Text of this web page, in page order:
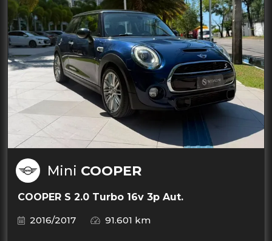
Mini COOPER
COOPER S 2.0 Turbo 16v 3p Aut.
2016/2017
91.601 km